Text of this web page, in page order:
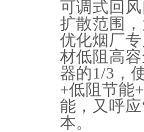
可调式回
扩散范围
优化烟厂
材低阻高
器的1/3，
+低阻节能
能，又呼
本。